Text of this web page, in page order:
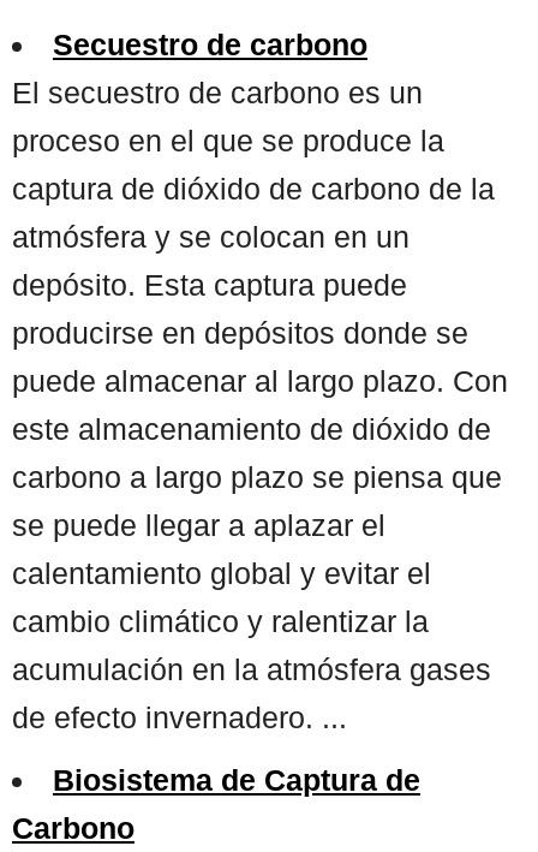
Secuestro de carbono
El secuestro de carbono es un
proceso en el que se produce la
captura de dióxido de carbono de la
atmósfera y se colocan en un
depósito. Esta captura puede
producirse en depósitos donde se
puede almacenar al largo plazo. Con
este almacenamiento de dióxido de
carbono a largo plazo se piensa que
se puede llegar a aplazar el
calentamiento global y evitar el
cambio climático y ralentizar la
acumulación en la atmósfera gases
de efecto invernadero. ...
Biosistema de Captura de
Carbono